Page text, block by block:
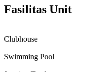
Fasilitas Unit
Clubhouse
Swimming Pool